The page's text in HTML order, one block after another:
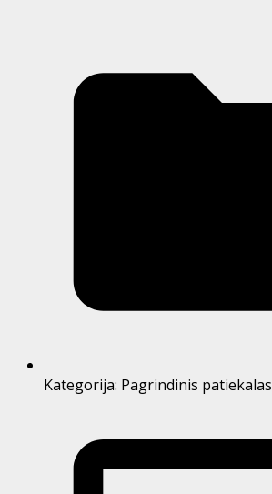
Kategorija: Pagrindinis patiekalas